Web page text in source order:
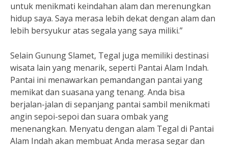
untuk menikmati keindahan alam dan merenungkan
hidup saya. Saya merasa lebih dekat dengan alam dan
lebih bersyukur atas segala yang saya miliki.”
Selain Gunung Slamet, Tegal juga memiliki destinasi
wisata lain yang menarik, seperti Pantai Alam Indah.
Pantai ini menawarkan pemandangan pantai yang
memikat dan suasana yang tenang. Anda bisa
berjalan-jalan di sepanjang pantai sambil menikmati
angin sepoi-sepoi dan suara ombak yang
menenangkan. Menyatu dengan alam Tegal di Pantai
Alam Indah akan membuat Anda merasa segar dan